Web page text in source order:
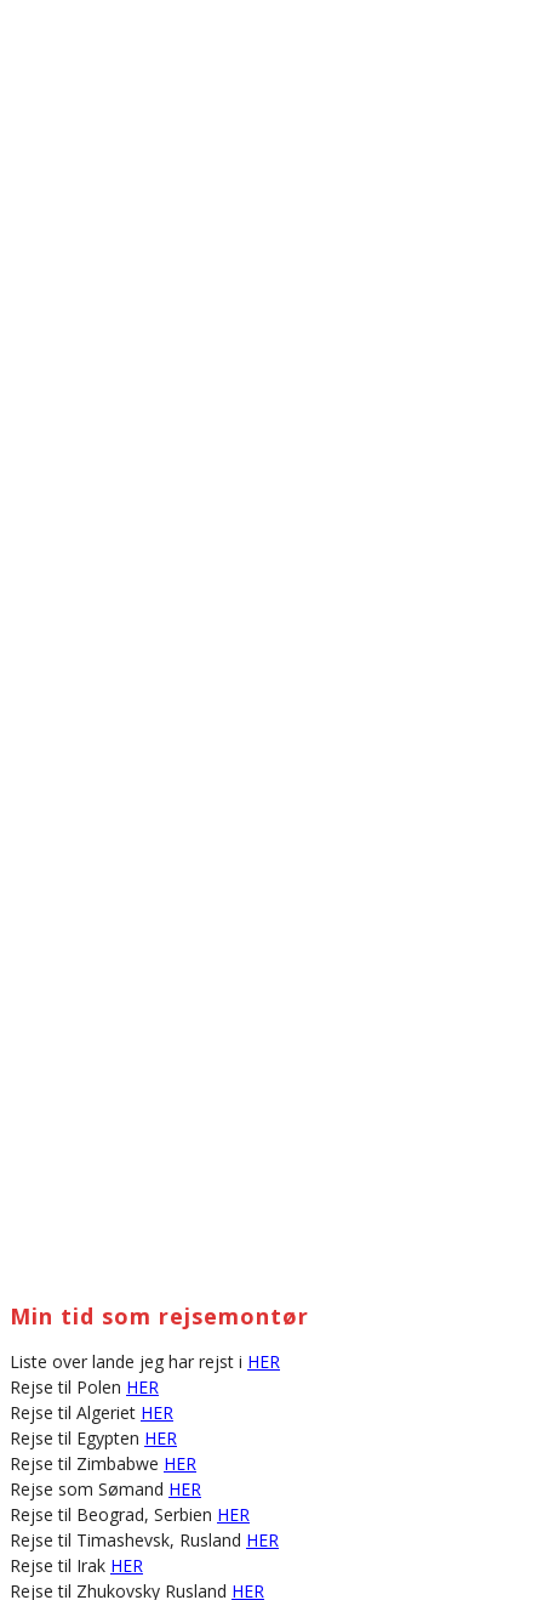
Min tid som rejsemontør
Liste over lande jeg har rejst i HER
Rejse til Polen HER
Rejse til Algeriet HER
Rejse til Egypten HER
Rejse til Zimbabwe HER
Rejse som Sømand HER
Rejse til Beograd, Serbien HER
Rejse til Timashevsk, Rusland HER
Rejse til Irak HER
Rejse til Zhukovsky Rusland HER